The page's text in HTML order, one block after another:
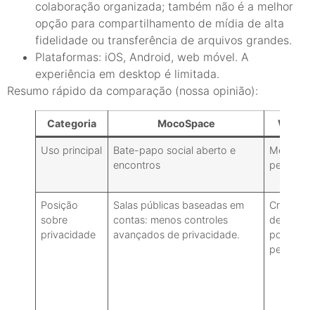
colaboração organizada; também não é a melhor
opção para compartilhamento de mídia de alta
fidelidade ou transferência de arquivos grandes.
Plataformas: iOS, Android, web móvel. A
experiência em desktop é limitada.
Resumo rápido da comparação (nossa opinião):
Categoria MocoSpace
Uso principal
Bate-papo social aberto e
encontros
pessoais
Posição
sobre
privacidade
Salas públicas baseadas em
contas: menos controles
avançados de privacidade.
de ponta
ponta
pessoais)